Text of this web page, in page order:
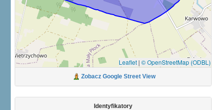
Leaflet | © OpenStreetMap (ODBL)
Zobacz Google Street View
Identyfikatory